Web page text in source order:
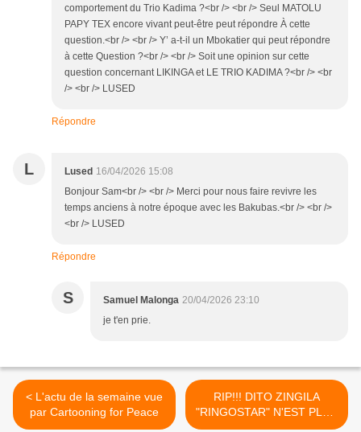
comportement du Trio Kadima ?<br /> <br /> Seul MATOLU
PAPY TEX encore vivant peut-être peut répondre À cette
question.<br /> <br /> Y’ a-t-il un Mbokatier qui peut répondre
à cette Question ?<br /> <br /> Soit une opinion sur cette
question concernant LIKINGA et LE TRIO KADIMA ?<br /> <br
/> <br /> LUSED
Répondre
L Lused 16/04/2026 15:08
Bonjour Sam<br /> <br /> Merci pour nous faire revivre les
temps anciens à notre époque avec les Bakubas.<br /> <br />
<br /> LUSED
Répondre
S Samuel Malonga 20/04/2026 23:10
je t'en prie.
< L'actu de la semaine vue
par Cartooning for Peace
RIP!!! DITO ZINGILA
"RINGOSTAR" N'EST PLUS
>